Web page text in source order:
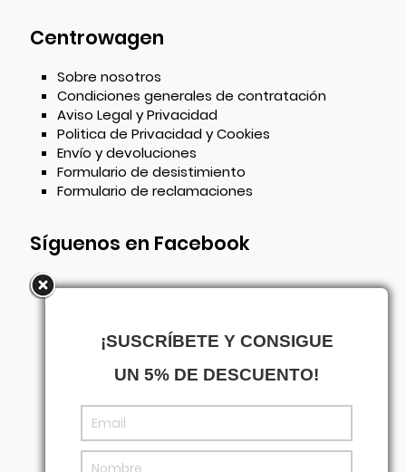
Centrowagen
Sobre nosotros
Condiciones generales de contratación
Aviso Legal y Privacidad
Politica de Privacidad y Cookies
Envío y devoluciones
Formulario de desistimiento
Formulario de reclamaciones
Síguenos en Facebook
¡SUSCRÍBETE Y CONSIGUE
UN 5% DE DESCUENTO!